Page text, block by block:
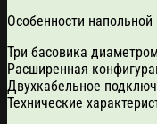
Особенности напольной
Три басовика
Расширенная
Двухкабельное
Технические